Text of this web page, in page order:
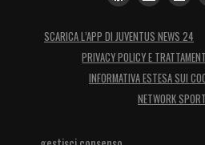
SCARICA L’APP DI JUVENTUS NEWS 24
PRIVACY POLICY E
INFORMATIVA ESTESA SUI
NETWORK